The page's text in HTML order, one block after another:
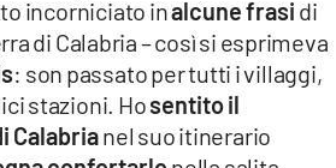
incorniciato inalcune frasi di
di Calabria – così si esprimeva
: son passato per tutti i villaggi,
stazioni. Hosentito il
Calabrianel suo itinerario